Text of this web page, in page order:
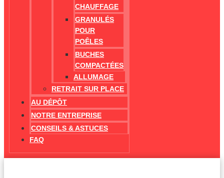
CHAUFFAGE
GRANULÉS
POUR
POÊLES
BUCHES
COMPACTÉES
ALLUMAGE
RETRAIT SUR PLACE
AU DÉPÔT
NOTRE ENTREPRISE
CONSEILS & ASTUCES
FAQ